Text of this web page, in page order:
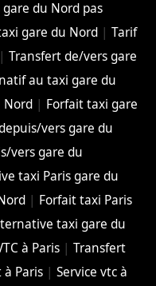
du Nord pas
gare du Nord| Tarif
Transfert de/vers gare
au taxi gare du
Nord | Forfait taxi gare
vers gare du
vers gare du
taxi Paris gare du
| Forfait taxi Paris
taxi gare du
à Paris| Transfert
à Paris |Service vtc à